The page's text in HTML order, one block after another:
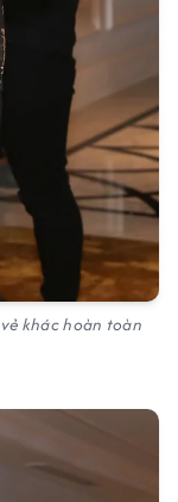
khác hoàn toàn